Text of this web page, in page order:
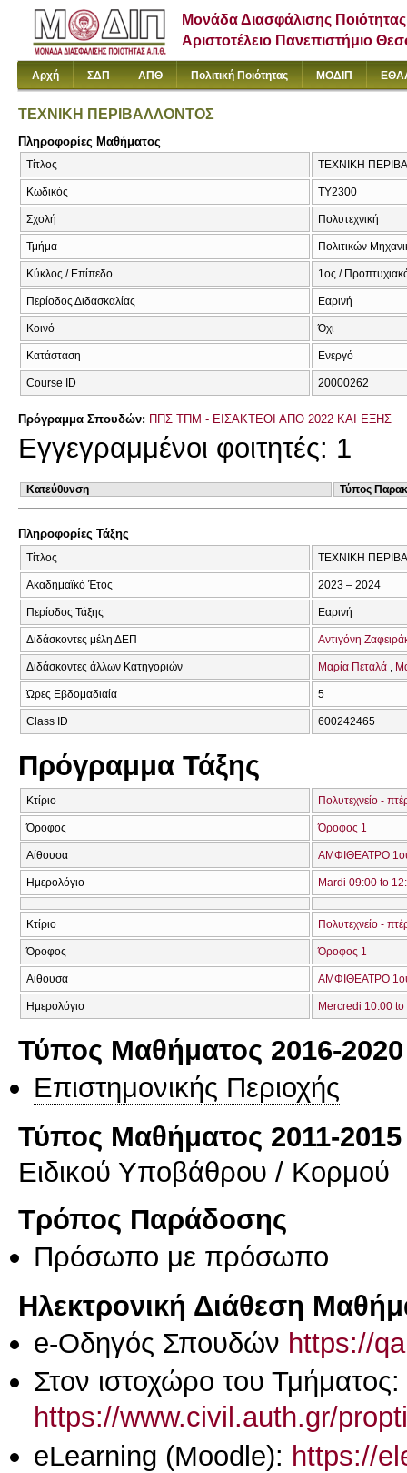
Μονάδα Διασφάλισης Ποιότητας
Αριστοτέλειο Πανεπιστήμιο
Αρχή ΣΔΠ ΑΠΘ Πολιτική Ποιότητας ΜΟΔΙΠ
ΤΕΧΝΙΚΗ ΠΕΡΙΒΑΛΛΟΝΤΟΣ
Πληροφορίες Μαθήματος
Τίτλος ΤΕΧΝΙΚΗ
Κωδικός ΤΥ2300
Σχολή Πολυτεχνική
Τμήμα Πολιτικών
Κύκλος / Επίπεδο 1ος /
Περίοδος Διδασκαλίας Εαρινή
Κοινό Όχι
Κατάσταση Ενεργό
Course ID 20000262
Πρόγραμμα Σπουδών: ΠΠΣ ΤΠΜ - ΕΙΣΑΚΤΕΟΙ ΑΠΟ 2022 ΚΑΙ ΕΞΗΣ
Εγγεγραμμένοι φοιτητές: 1
Κατεύθυνση Τύπος
Πληροφορίες Τάξης
Τίτλος ΤΕΧΝΙΚΗ
Ακαδημαϊκό Έτος 2023 – 2024
Περίοδος Τάξης Εαρινή
Διδάσκοντες μέλη ΔΕΠ Αντιγόνη
Διδάσκοντες άλλων Κατηγοριών Μαρία Πεταλά
Ώρες Εβδομαδιαία 5
Class ID 600242465
Πρόγραμμα Τάξης
Κτίριο Πολυτεχνείο -
Όροφος Όροφος 1
Αίθουσα ΑΜΦΙΘΕΑΤΡΟ
Ημερολόγιο Mardi 09:00 to
Κτίριο Πολυτεχνείο -
Όροφος Όροφος 1
Αίθουσα ΑΜΦΙΘΕΑΤΡΟ
Ημερολόγιο Mercredi 10:00
Τύπος Μαθήματος 2016-2020
Επιστημονικής Περιοχής
Τύπος Μαθήματος 2011-2015
Ειδικού Υποβάθρου / Κορμού
Τρόπος Παράδοσης
Πρόσωπο με πρόσωπο
Ηλεκτρονική Διάθεση
e-Οδηγός Σπουδών https://
Στον ιστοχώρο του Τμήματος:
https://www.civil.auth.gr/
eLearning (Moodle): https://